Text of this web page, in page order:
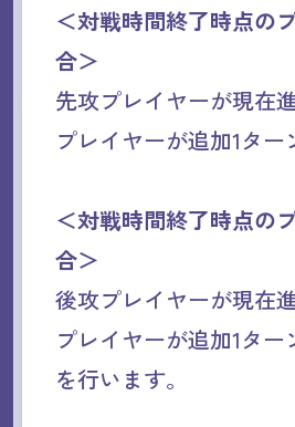
＜対戦時間終了時点の
合＞
先攻プレイヤーが現在
プレイヤーが追加1ター
＜対戦時間終了時点の
合＞
後攻プレイヤーが現在
プレイヤーが追加1タ
を行います。